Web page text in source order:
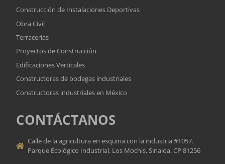
Construcción de Instalaciones Deportivas
Obra Civil
Terracerías
Proyectos de Construcción
Edificaciones Verticales
Constructoras de bodegas industriales
Constructoras industriales en México
CONTÁCTANOS
Calle de la agricultura en esquina con la industria #1057.
Parque Ecológico Industrial. Los Mochis, Sinaloa. CP 81256